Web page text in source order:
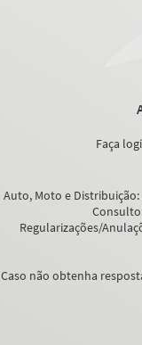
Faça
Auto, Moto e Distribuição:
Regularizações/
Caso não obtenha